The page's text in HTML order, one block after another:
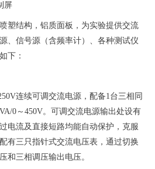
屏
塑结构，铝质面板，为实验提供交流
、信号源（含频率计）、各种测试仪
下：
连续可调交流电源，配备1台三相同
0～450V。可调交流电源输出处设有
电流及直接短路均能自动保护，克服
有三只指针式交流电压表，通过切换
和三相调压输出电压。